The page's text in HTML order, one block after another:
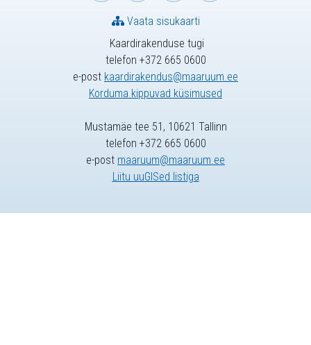
Kaardirakenduse tugi
telefon +372 665 0600
e-post kaardirakendus@maaruum.ee
Korduma kippuvad küsimused
Vaata sisukaarti
Mustamäe tee 51, 10621 Tallinn
telefon +372 665 0600
e-post maaruum@maaruum.ee
Liitu uuGISed listiga